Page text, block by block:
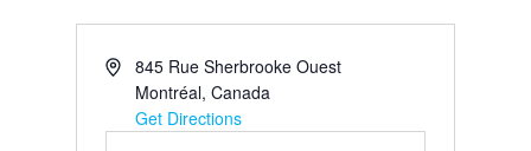
845 Rue Sherbrooke Ouest
Montréal, Canada
Get Directions